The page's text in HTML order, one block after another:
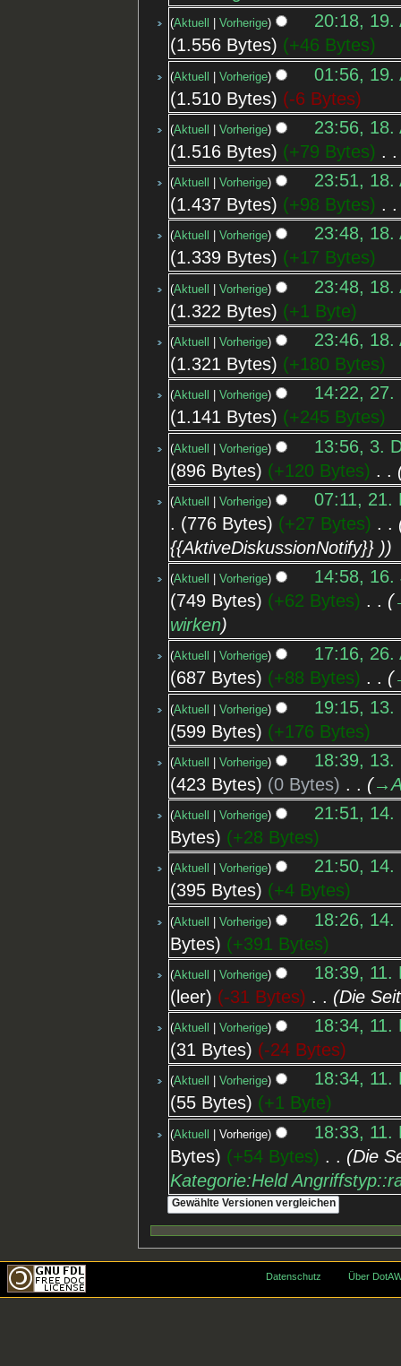
Aktuell Vorherige
20:18, 19.
1.556 Bytes
+46 Bytes
Aktuell Vorherige
01:56, 19.
1.510 Bytes
-6 Bytes
Aktuell Vorherige
23:56, 18.
1.516 Bytes
+79 Bytes
Aktuell Vorherige
23:51, 18.
1.437 Bytes
+98 Bytes
Aktuell Vorherige
23:48, 18.
1.339 Bytes
+17 Bytes
Aktuell Vorherige
23:48, 18.
1.322 Bytes
+1 Byte
Aktuell Vorherige
23:46, 18.
1.321 Bytes
+180 Bytes
Aktuell Vorherige
14:22, 27.
1.141 Bytes
+245 Bytes
Aktuell Vorherige
13:56, 3.
896 Bytes
+120 Bytes
Aktuell Vorherige
07:11, 21.
776 Bytes
+27 Bytes
{{AktiveDiskussionNotify}} )
Aktuell Vorherige
14:58, 16.
749 Bytes
+62 Bytes
wirken
Aktuell Vorherige
17:16, 26.
687 Bytes
+88 Bytes
Aktuell Vorherige
19:15, 13.
599 Bytes
+176 Bytes
Aktuell Vorherige
18:39, 13.
423 Bytes
0 Bytes
Aktuell Vorherige
21:51, 14.
Bytes
+28 Bytes
Aktuell Vorherige
21:50, 14.
395 Bytes
+4 Bytes
Aktuell Vorherige
18:26, 14.
Bytes
+391 Bytes
Aktuell Vorherige
18:39, 11.
leer
-31 Bytes Die
Aktuell Vorherige
18:34, 11.
31 Bytes
-24 Bytes
Aktuell Vorherige
18:34, 11.
55 Bytes
+1 Byte
Aktuell Vorherige
18:33, 11.
Bytes
+54 Bytes
Die
Kategorie:Held
Datenschutz Über